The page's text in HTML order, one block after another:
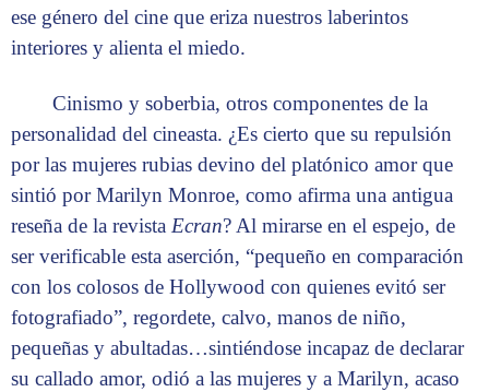
ese género del cine que eriza nuestros laberintos
interiores y alienta el miedo.
Cinismo y soberbia, otros componentes de la
personalidad del cineasta. ¿Es cierto que su repulsión
por las mujeres rubias devino del platónico amor que
sintió por Marilyn Monroe, como afirma una antigua
reseña de la revista Ecran? Al mirarse en el espejo, de
ser verificable esta aserción, “pequeño en comparación
con los colosos de Hollywood con quienes evitó ser
fotografiado”, regordete, calvo, manos de niño,
pequeñas y abultadas…sintiéndose incapaz de declarar
su callado amor, odió a las mujeres y a Marilyn, acaso